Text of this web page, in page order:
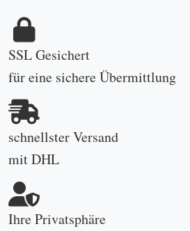
SSL Gesichert
für eine sichere Übermittlung
schnellster Versand
mit DHL
Ihre Privatsphäre